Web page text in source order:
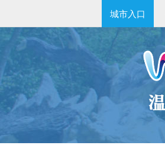
城市入口